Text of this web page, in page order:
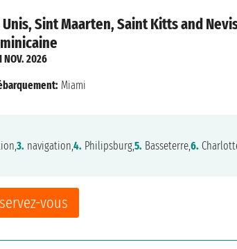
Sint Maarten, Saint Kitts and
vous
NOV. 2026
Miami
3. navigation,4. Philipsburg,5. Basseterre,6.